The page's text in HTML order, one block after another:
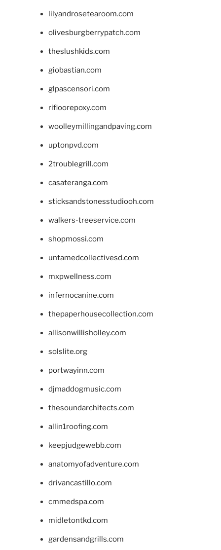
lilyandrosetearoom.com
olivesburgberrypatch.com
theslushkids.com
giobastian.com
glpascensori.com
rifloorepoxy.com
woolleymillingandpaving.com
uptonpvd.com
2troublegrill.com
casateranga.com
sticksandstonesstudiooh.com
walkers-treeservice.com
shopmossi.com
untamedcollectivesd.com
mxpwellness.com
infernocanine.com
thepaperhousecollection.com
allisonwillisholley.com
solslite.org
portwayinn.com
djmaddogmusic.com
thesoundarchitects.com
allin1roofing.com
keepjudgewebb.com
anatomyofadventure.com
drivancastillo.com
cmmedspa.com
midletontkd.com
gardensandgrills.com